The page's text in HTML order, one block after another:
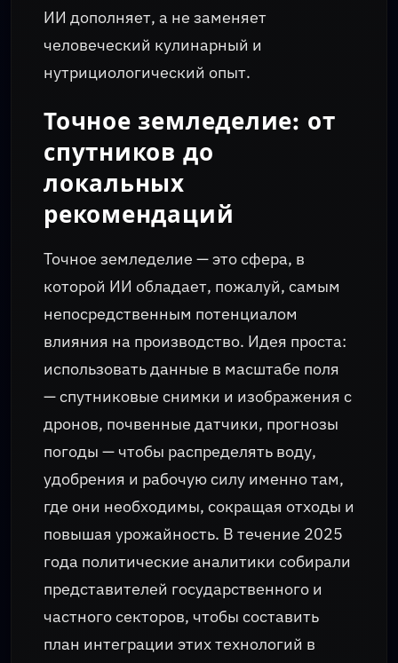
ИИ дополняет, а не заменяет
человеческий кулинарный и
нутрициологический опыт.
Точное земледелие: от
спутников до
локальных
рекомендаций
Точное земледелие — это сфера, в
которой ИИ обладает, пожалуй, самым
непосредственным потенциалом
влияния на производство. Идея проста:
использовать данные в масштабе поля
— спутниковые снимки и изображения с
дронов, почвенные датчики, прогнозы
погоды — чтобы распределять воду,
удобрения и рабочую силу именно там,
где они необходимы, сокращая отходы и
повышая урожайность. В течение 2025
года политические аналитики собирали
представителей государственного и
частного секторов, чтобы составить
план интеграции этих технологий в